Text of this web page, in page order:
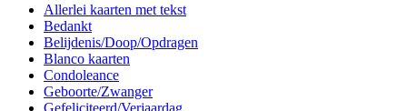
Allerlei kaarten met tekst
Bedankt
Belijdenis/Doop/Opdragen
Blanco kaarten
Condoleance
Geboorte/Zwanger
Gefeliciteerd/Verjaardag